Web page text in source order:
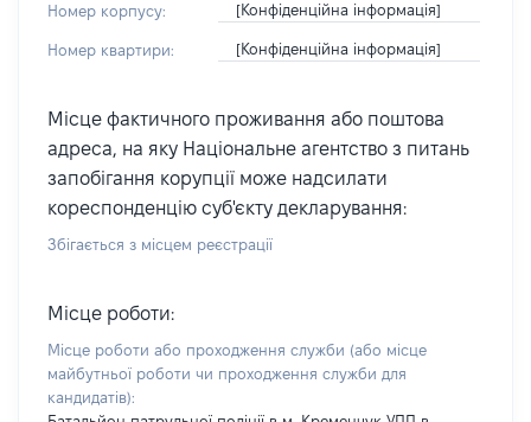
Номер корпусу: [Конфіденційна інформація]
Номер квартири: [Конфіденційна інформація]
Місце фактичного проживання або поштова
адреса, на яку Національне агентство з питань
запобігання корупції може надсилати
кореспонденцію суб'єкту декларування:
Збігається з місцем реєстрації
Місце роботи:
Місце роботи або проходження служби (або місце
майбутньої роботи чи проходження служби для
кандидатів):